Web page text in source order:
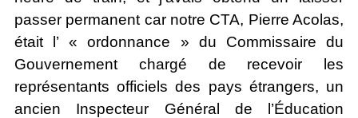
passer permanent car notre CTA, Pierre Acolas,
était l’ « ordonnance » du Commissaire du
Gouvernement chargé de recevoir les
représentants officiels des pays étrangers, un
ancien Inspecteur Général de l’Éducation